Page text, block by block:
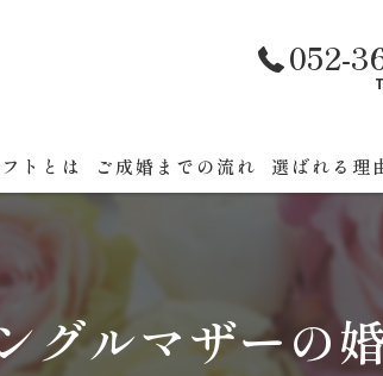
052-
トとは
トへまでの道順
ミナー
ご成婚までの流れ 選ばれる理
グルマザーの